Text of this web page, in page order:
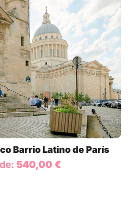
Barrio Latino de París
540,00 €